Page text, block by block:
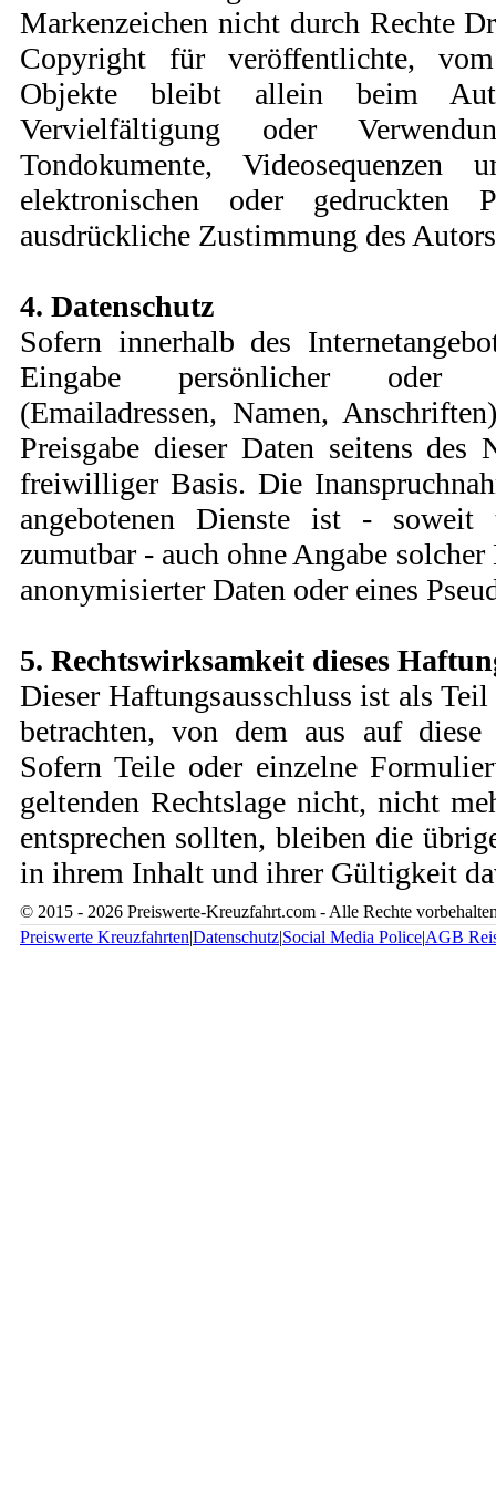
Markenzeichen nicht durch Rechte
Copyright für veröffentlichte,
Objekte bleibt allein beim
Vervielfältigung oder
Tondokumente,
elektronischen oder gedruckten
ausdrückliche Zustimmung des
4. Datenschutz
Sofern innerhalb des
Eingabe persönlicher oder
(Emailadressen, Namen,
Preisgabe dieser Daten seitens des
freiwilliger Basis. Die
angebotenen Dienste ist - soweit
zumutbar - auch ohne Angabe
anonymisierter Daten oder eines
5. Rechtswirksamkeit dieses
Dieser Haftungsausschluss ist als
betrachten, von dem aus auf diese
Sofern Teile oder einzelne
geltenden Rechtslage nicht, nicht
entsprechen sollten, bleiben die
in ihrem Inhalt und ihrer Gültigkeit
© 2015 - 2026 Preiswerte-Kreuzfahrt.com - Alle Rechte
Preiswerte Kreuzfahrten|Datenschutz|Social Media Police|AGB